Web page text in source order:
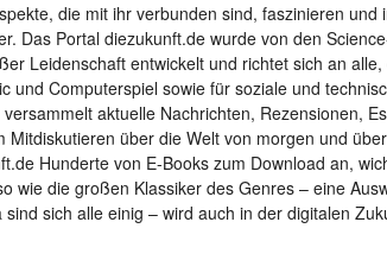
die mit ihr verbunden sind, faszinieren und
Das Portal diezukunft.de wurde von den
Leidenschaft entwickelt und richtet sich an alle,
und Computerspiel sowie für soziale und
aktuelle Nachrichten, Rezensionen,
Mitdiskutieren über die Welt von morgen und
Hunderte von E-Books zum Download an,
wie die großen Klassiker des Genres – eine
sich alle einig – wird auch in der digitalen